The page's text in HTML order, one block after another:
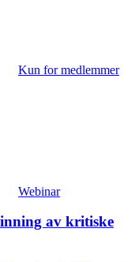
Kun for medlemmer
Webinar
av kritiske